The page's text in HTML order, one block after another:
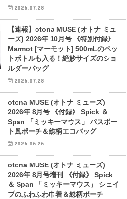
2026.07.28
【速報】otona MUSE (オトナ ミュ
ーズ) 2026年 10月号 《特別付録》
Marmot [マーモット] 500mLのペッ
トボトルも入る！絶妙サイズのショ
ルダーバッグ
2026.07.28
otona MUSE (オトナ ミューズ)
2026年 8月号 《付録》 Spick ＆
Span 「ミッキーマウス」 パスポー
ト風ポーチ＆総柄エコバッグ
2026.06.26
otona MUSE (オトナ ミューズ)
2026年 8月号増刊 《付録》 Spick
＆ Span 「ミッキーマウス」 シェイ
プのふわふわ巾着＆総柄ポーチ